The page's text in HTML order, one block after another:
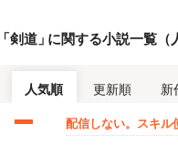
剣道 」に関する小説一覧（
人気順 更新順 新
配信しない。スキル